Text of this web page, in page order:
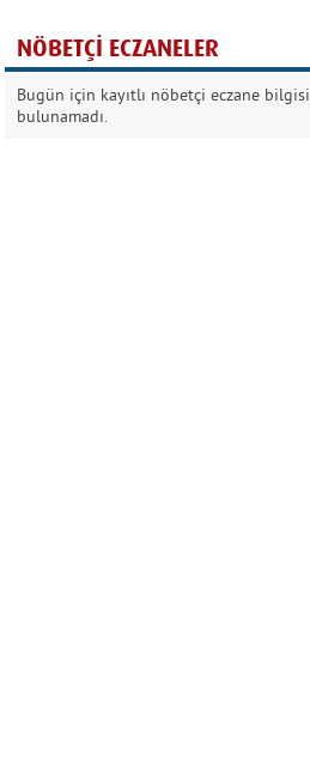
Kurban Bayramında
Dikkat!
NÖBETÇİ ECZANELER
Bugün için kayıtlı nöbetçi eczane bilgisi
bulunamadı.